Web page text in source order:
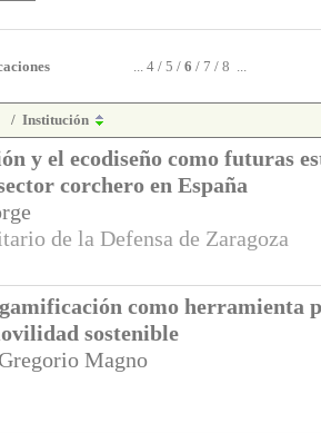
... 4 / 5 / 6 / 7 / 8 ...
/ Institución
y el ecodiseño como futuras
corchero en España
de la Defensa de Zaragoza
como herramienta
sostenible
Magno